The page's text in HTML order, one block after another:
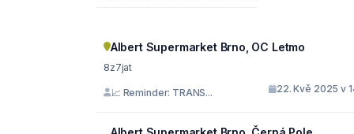
Albert Supermarket Brno, OC Letmo
8z7jat
📈 Reminder: TRANS... 22. Kvě 2025 v